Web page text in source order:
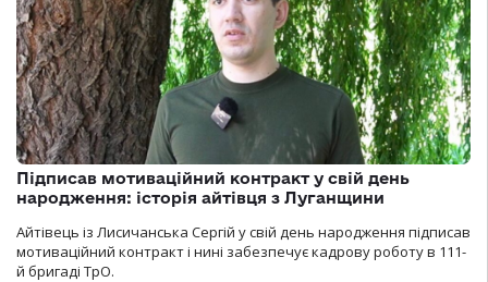
Підписав мотиваційний контракт у свій день
народження: історія айтівця з Луганщини
Айтівець із Лисичанська Сергій у свій день народження підписав
мотиваційний контракт і нині забезпечує кадрову роботу в 111-
й бригаді ТрО.